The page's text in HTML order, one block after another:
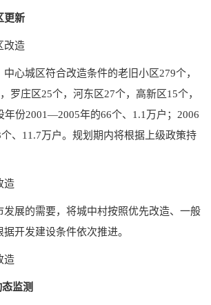
更新
改造
心城区符合改造条件的老旧小区279个，
罗庄区25个，河东区27个，高新区15个，
年份2001—2005年的66个、1.1万户；2006
、11.7万户。规划期内将根据上级政策持
造
发展的需要，将城中村按照优先改造、一般
开发建设条件依次推进。
造
监测